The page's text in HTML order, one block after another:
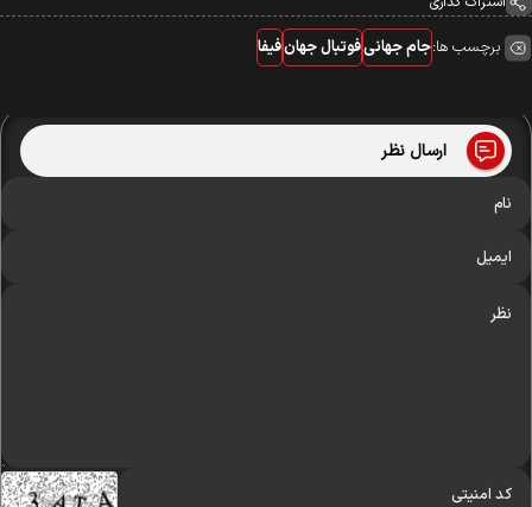
برچسب ها:جام جهانیفوتبال جهانفیفا
ارسال نظر